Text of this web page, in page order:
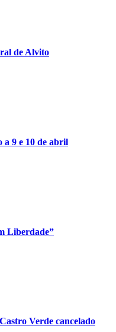
de Alvito
a 9 e 10 de abril
Liberdade”
Verde cancelado